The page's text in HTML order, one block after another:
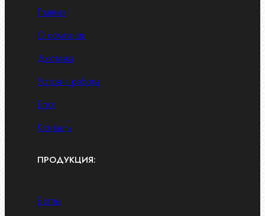
Главная
О компании
Доставка
Условия работы
Блог
Контакты
ПРОДУКЦИЯ:
Болты